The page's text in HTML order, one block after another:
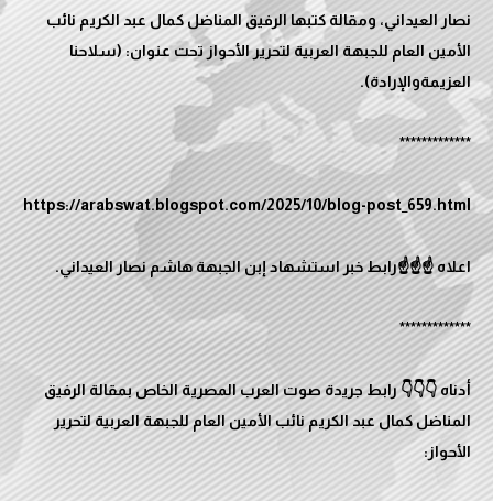
نصار العيداني، ومقالة كتبها الرفيق المناضل كمال عبد الكريم نائب
الأمين العام للجبهة العربية لتحرير الأحواز تحت عنوان: (سلاحنا
أدناه 👇👇👇 رابط جريدة صوت العرب المصرية الخاص بمقالة الرفيق
المناضل كمال عبد الكريم نائب الأمين العام للجبهة العربية لتحرير